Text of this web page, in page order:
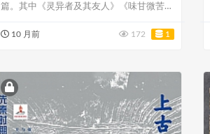
篇。其中《灵异者及其友人》《味甘微苦》
10 月前 172 1